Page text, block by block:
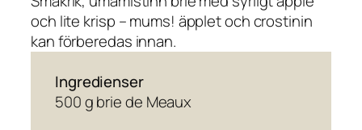
och lite krisp – mums! äpplet och crostinin
kan förberedas innan.
Ingredienser
500 g brie de Meaux